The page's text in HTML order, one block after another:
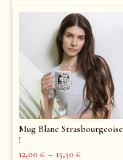
Mug Blanc Strasbourgeoise
!
12,00 € – 15,50 €